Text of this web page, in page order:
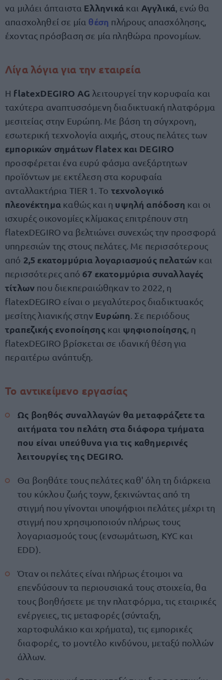
να μιλάει άπταιστα Ελληνικά και Αγγλικά , ενώ θα
απασχοληθεί σε μία θέση πλήρους απασχόλησης,
έχοντας πρόσβαση σε μία πληθώρα προνομίων.
Λίγα λόγια για την εταιρεία
Η flatexDEGIRO AG λειτουργεί την κορυφαία και
ταχύτερα αναπτυσσόμενη διαδικτυακή πλατφόρμα
μεσιτείας στην Ευρώπη. Με βάση τη σύγχρονη,
εσωτερική τεχνολογία αιχμής, στους πελάτες των
εμπορικών σημάτων flatex και DEGIRO
προσφέρεται ένα ευρύ φάσμα ανεξάρτητων
προϊόντων με εκτέλεση στα κορυφαία
ανταλλακτήρια TIER 1. Το τεχνολογικό
πλεονέκτημα καθώς και η υψηλή απόδοση και οι
ισχυρές οικονομίες κλίμακας επιτρέπουν στη
flatexDEGIRO να βελτιώνει συνεχώς την προσφορά
υπηρεσιών της στους πελάτες. Με περισσότερους
από 2,5 εκατομμύρια λογαριασμούς πελατών και
περισσότερες από 67 εκατομμύρια συναλλαγές
τίτλων που διεκπεραιώθηκαν το 2022, η
flatexDEGIRO είναι ο μεγαλύτερος διαδικτυακός
μεσίτης λιανικής στην Ευρώπη . Σε περιόδους
τραπεζικής ενοποίησης και ψηφιοποίησης , η
flatexDEGIRO βρίσκεται σε ιδανική θέση για
περαιτέρω ανάπτυξη.
Το αντικείμενο εργασίας
Ως βοηθός συναλλαγών θα μεταφράζετε τα
αιτήματα του πελάτη στα διάφορα τμήματα
που είναι υπεύθυνα για τις καθημερινές
λειτουργίες της DEGIRO.
Θα βοηθάτε τους πελάτες καθ' όλη τη διάρκεια
του κύκλου ζωής τoyw, ξεκινώντας από τη
στιγμή που γίνονται υποψήφιοι πελάτες μέχρι τη
στιγμή που χρησιμοποιούν πλήρως τους
λογαριασμούς τους (ενσωμάτωση, KYC και
EDD).
Όταν οι πελάτες είναι πλήρως έτοιμοι να
επενδύσουν τα περιουσιακά τους στοιχεία, θα
τους βοηθήσετε με την πλατφόρμα, τις εταιρικές
ενέργειες, τις μεταφορές (σύνταξη,
χαρτοφυλάκιο και χρήματα), τις εμπορικές
διαφορές, το μοντέλο κινδύνου, μεταξύ πολλών
άλλων.